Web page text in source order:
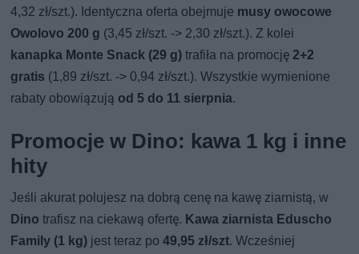
4,32 zł/szt.). Identyczna oferta obejmuje musy owocowe
Owolovo 200 g (3,45 zł/szt. -> 2,30 zł/szt.). Z kolei
kanapka Monte Snack (29 g) trafiła na promocję2+2
gratis (1,89 zł/szt. -> 0,94 zł/szt.). Wszystkie wymienione
rabaty obowiązują od 5 do 11 sierpnia.
Promocje w Dino: kawa 1 kg i inne
hity
Jeśli akurat polujesz na dobrą cenę na kawę ziarnistą, w
Dino trafisz na ciekawą ofertę. Kawa ziarnista Eduscho
Family (1 kg) jest teraz po49,95 zł/szt. Wcześniej